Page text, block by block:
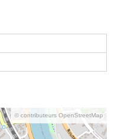
© contributeurs OpenStreetMap